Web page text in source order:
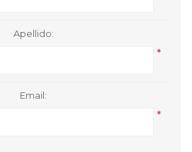
Apellido:
*
Email:
*